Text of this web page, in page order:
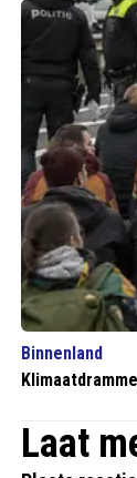
Binnenland
Laat